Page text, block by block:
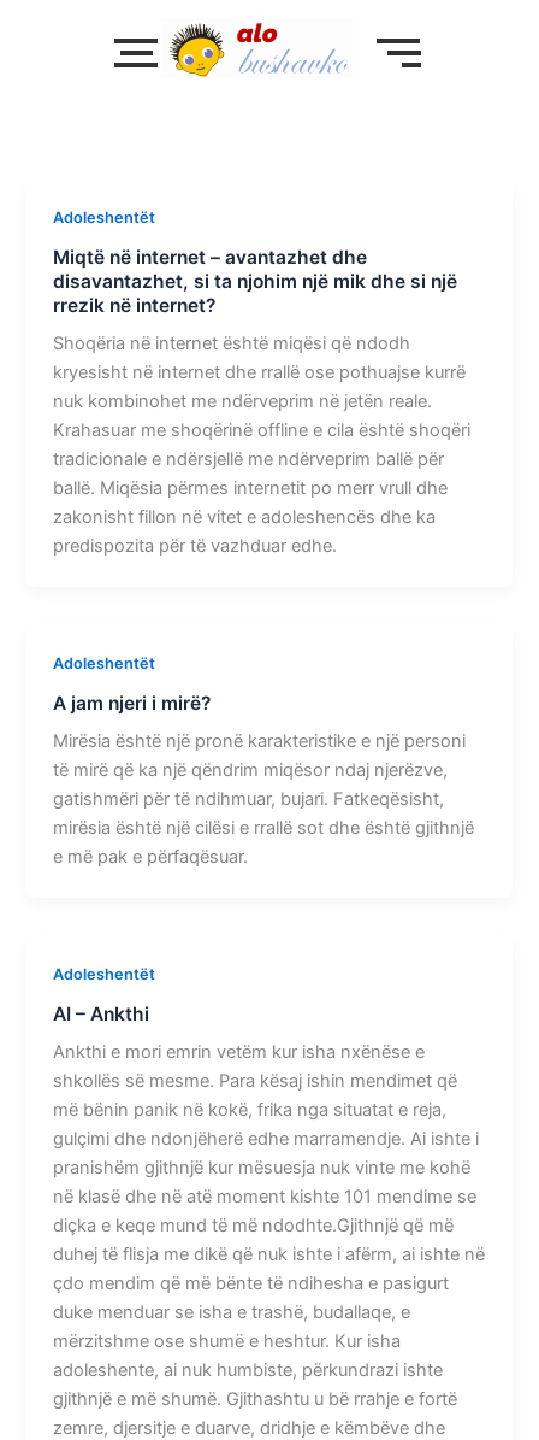
Adoleshentët
Miqtë në internet – avantazhet dhe
disavantazhet, si ta njohim një mik dhe si një
rrezik në internet?
Shoqëria në internet është miqësi që ndodh
kryesisht në internet dhe rrallë ose pothuajse kurrë
nuk kombinohet me ndërveprim në jetën reale.
Krahasuar me shoqërinë offline e cila është shoqëri
tradicionale e ndërsjellë me ndërveprim ballë për
ballë. Miqësia përmes internetit po merr vrull dhe
zakonisht fillon në vitet e adoleshencës dhe ka
predispozita për të vazhduar edhe.
Adoleshentët
A jam njeri i mirë?
Mirësia është një pronë karakteristike e një personi
të mirë që ka një qëndrim miqësor ndaj njerëzve,
gatishmëri për të ndihmuar, bujari. Fatkeqësisht,
mirësia është një cilësi e rrallë sot dhe është gjithnjë
e më pak e përfaqësuar.
Adoleshentët
AI – Ankthi
Ankthi e mori emrin vetëm kur isha nxënëse e
shkollës së mesme. Para kësaj ishin mendimet që
më bënin panik në kokë, frika nga situatat e reja,
gulçimi dhe ndonjëherë edhe marramendje. Ai ishte i
pranishëm gjithnjë kur mësuesja nuk vinte me kohë
në klasë dhe në atë moment kishte 101 mendime se
diçka e keqe mund të më ndodhte.Gjithnjë që më
duhej të flisja me dikë që nuk ishte i afërm, ai ishte në
çdo mendim që më bënte të ndihesha e pasigurt
duke menduar se isha e trashë, budallaqe, e
mërzitshme ose shumë e heshtur. Kur isha
adoleshente, ai nuk humbiste, përkundrazi ishte
gjithnjë e më shumë. Gjithashtu u bë rrahje e fortë
zemre, djersitje e duarve, dridhje e këmbëve dhe